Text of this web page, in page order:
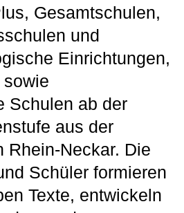
Gesamtschulen,
und
Einrichtungen,
sowie
Schulen ab der
aus der
Rhein-Neckar. Die
Schüler formieren
Texte, entwickeln